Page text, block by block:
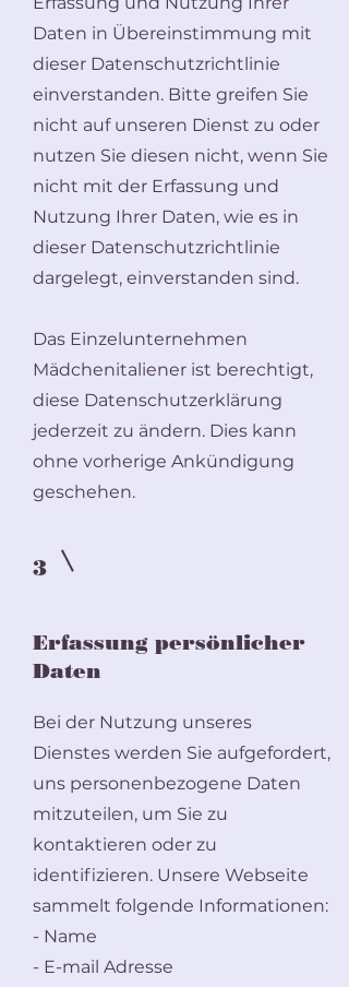
Daten in Übereinstimmung mit
dieser Datenschutzrichtlinie
einverstanden. Bitte greifen Sie
nicht auf unseren Dienst zu oder
nutzen Sie diesen nicht, wenn Sie
nicht mit der Erfassung und
Nutzung Ihrer Daten, wie es in
dieser Datenschutzrichtlinie
dargelegt, einverstanden sind.
Das Einzelunternehmen
Mädchenitaliener ist berechtigt,
diese Datenschutzerklärung
jederzeit zu ändern. Dies kann
ohne vorherige Ankündigung
geschehen.
3
Erfassung persönlicher
Daten
Bei der Nutzung unseres
Dienstes werden Sie aufgefordert,
uns personenbezogene Daten
mitzuteilen, um Sie zu
kontaktieren oder zu
identifizieren. Unsere Webseite
sammelt folgende Informationen:
- Name
- E-mail Adresse